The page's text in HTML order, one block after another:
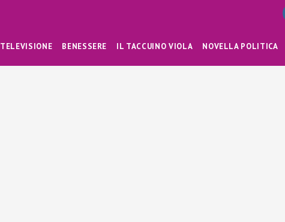
TELEVISIONE BENESSERE IL TACCUINO VIOLA NOVELLA POLITICA